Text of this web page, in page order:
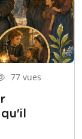
77 vues